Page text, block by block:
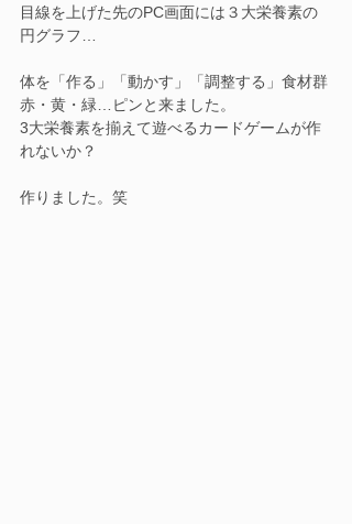
目線を上げた先のPC画面には３大栄養素の
円グラフ…
体を「作る」「動かす」「調整する」食材群
赤・黄・緑…ピンと来ました。
3大栄養素を揃えて遊べるカードゲームが作
れないか？
作りました。笑